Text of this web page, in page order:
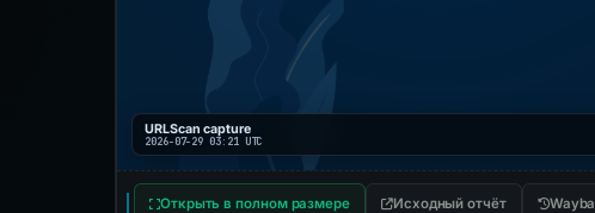
URLScan capture
2026-07-29 03:21 UTC
Открыть в полном размере Исходный отчёт